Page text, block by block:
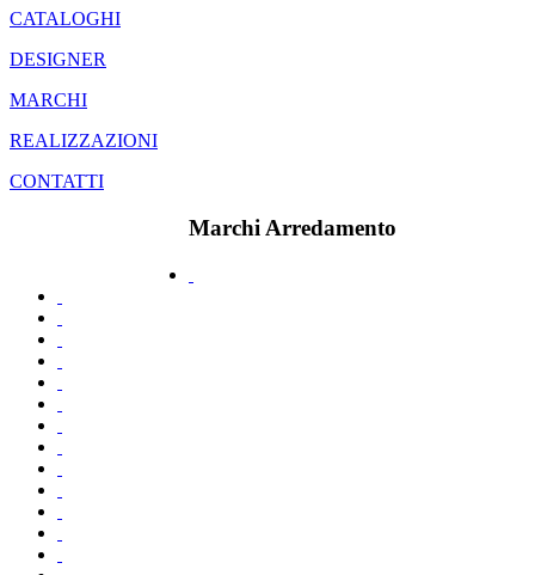
CATALOGHI
DESIGNER
MARCHI
REALIZZAZIONI
CONTATTI
Marchi Arredamento